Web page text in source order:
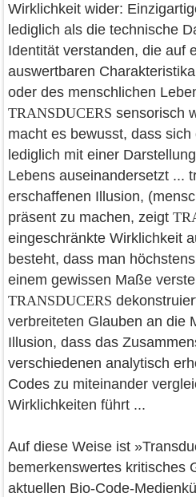
Wirklichkeit wider:
lediglich als die technische
Identität verstanden, die auf
auswertbaren
oder des menschlichen
TRANSDUCERS sensorisch
macht es bewusst, dass sich
lediglich mit einer
Lebens auseinandersetzt ...
erschaffenen Illusion,
präsent zu machen, zeigt
eingeschränkte Wirklichkeit
besteht, dass man
einem gewissen Maße
TRANSDUCERS
verbreiteten Glauben an die
Illusion, dass das
verschiedenen analytisch
Codes zu miteinander
Wirklichkeiten führt ...
Auf diese Weise ist
bemerkenswertes kritisches
aktuellen Bio-Code-